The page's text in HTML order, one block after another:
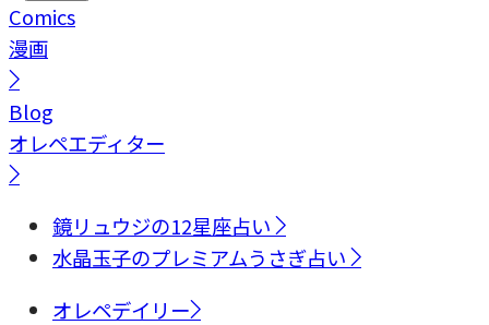
Comics
漫画
Blog
オレペエディター
鏡リュウジの12星座占い
水晶玉子のプレミアムうさぎ占い
オレペデイリー